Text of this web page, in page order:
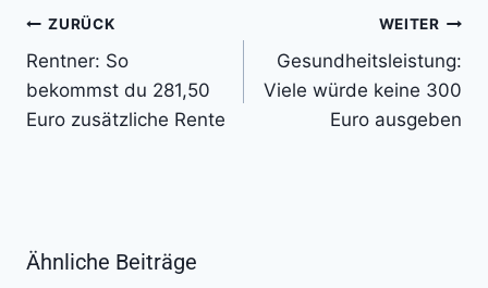
Beitragsnavigation
ZURÜCK
Rentner: So
bekommst du 281,50
Euro zusätzliche Rente
WEITER
Gesundheitsleistung:
Viele würde keine 300
Euro ausgeben
Ähnliche Beiträge